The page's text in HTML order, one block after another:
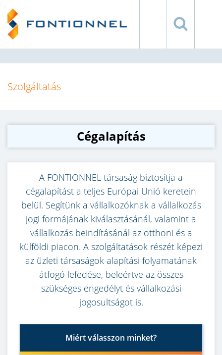
Szolgáltatás
Cégalapítás
A FONTIONNEL társaság biztosítja a
cégalapítást a teljes Európai Unió keretein
belül. Segítünk a vállalkozóknak a vállalkozás
jogi formájának kiválasztásánál, valamint a
vállalkozás beindításánál az otthoni és a
külföldi piacon. A szolgáltatások részét képezi
az üzleti társaságok alapítási folyamatának
átfogó lefedése, beleértve az összes
szükséges engedélyt és vállalkozási
jogosultságot is.
Miért válasszon minket?